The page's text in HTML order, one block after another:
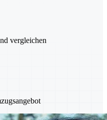
vergleichen